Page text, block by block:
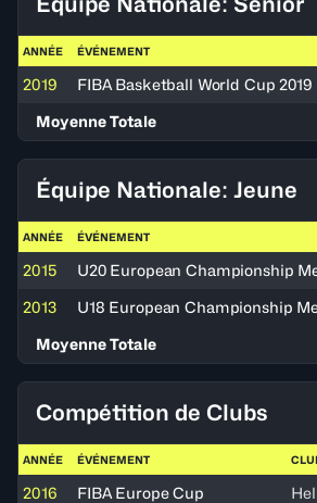
ANNÉE ÉVÉNEMENT
2019 FIBA Basketball World Cup
Moyenne Totale
Équipe Nationale: Jeune
ANNÉE ÉVÉNEMENT
2015 U20 European Championship
2013
U18 European Championship
Moyenne Totale
Compétition de Clubs
ANNÉE ÉVÉNEMENT
2016 FIBA Europe Cup